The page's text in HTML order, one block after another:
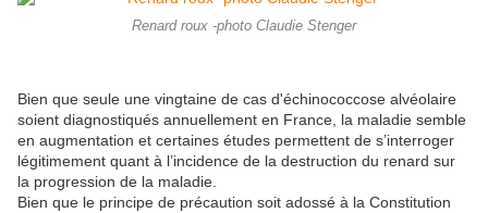
Renard roux -photo Claudie Stenger
Bien que seule une vingtaine de cas d'échinococcose alvéolaire
soient diagnostiqués annuellement en France, la maladie semble
en augmentation et certaines études permettent de s’interroger
légitimement quant à l’incidence de la destruction du renard sur
la progression de la maladie.
Bien que le principe de précaution soit adossé à la Constitution